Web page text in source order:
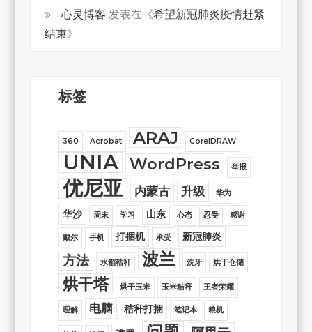
心灵博客 发表在《希望新冠肺炎疫情赶紧
结束》
标签
360 Acrobat ARAJ CorelDRAW
UNIA WordPress 举报
优尼亚 内蒙古 升级 华为
华沙 周末 学习 山东 心态 忍受 感谢
戴尔 手机 打捆机 承受 新冠肺炎
方法 水稻秸秆 波兰 洗牙 烘干仓储
烘干塔 烘干玉米 玉米秸秆 王者荣耀
理解 电脑 秸秆打捆 笔记本 粮机